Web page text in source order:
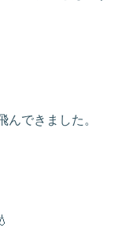
んできました。